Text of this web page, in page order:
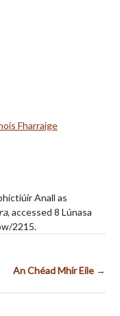
Fharraige
Anall as
, accessed 8 Lúnasa
2215.
An Chéad Mhír Eile →